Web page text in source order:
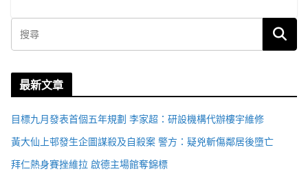
最新文章
目標九月發表首個五年規劃 李家超：研設機構代辦樓宇維修
黃大仙上邨發生企圖謀殺及自殺案 警方：疑兇斬傷鄰居後墮亡
拜仁熱身賽挫維拉 啟德主場館奪錦標